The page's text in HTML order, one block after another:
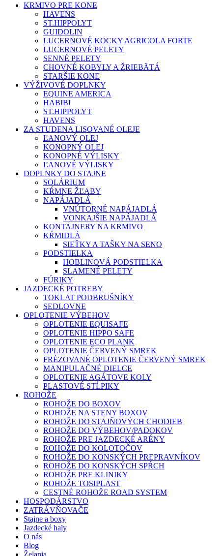
KRMIVO PRE KONE
HAVENS
ST.HIPPOLYT
GUIDOLIN
LUCERNOVÉ KOCKY AGRICOLA FORTE
LUCERNOVÉ PELETY
SENNÉ PELETY
CHOVNÉ KOBYLY A ŽRIEBÄTÁ
STARŠIE KONE
VÝŽIVOVÉ DOPLNKY
EQUINE AMERICA
HABIBI
ST.HIPPOLYT
HAVENS
ZA STUDENA LISOVANÉ OLEJE
ĽANOVÝ OLEJ
KONOPNÝ OLEJ
KONOPNÉ VÝLISKY
ĽANOVÉ VÝLISKY
DOPLNKY DO STAJNE
SOLÁRIUM
KŔMNE ŽĽABY
NAPÁJADLÁ
VNÚTORNÉ NAPÁJADLÁ
VONKAJŠIE NAPÁJADLÁ
KONTAJNERY NA KRMIVO
KŔMIDLÁ
SIEŤKY A TAŠKY NA SENO
PODSTIELKA
HOBLINOVÁ PODSTIELKA
SLAMENÉ PELETY
FÚRIKY
JAZDECKÉ POTREBY
TOKLAT PODBRUŠNÍKY
SEDLOVNE
OPLOTENIE VÝBEHOV
OPLOTENIE EQUISAFE
OPLOTENIE HIPPO SAFE
OPLOTENIE ECO PLANK
OPLOTENIE ČERVENÝ SMREK
FRÉZOVANÉ OPLOTENIE ČERVENÝ SMREK
MANIPULAČNÉ DIELCE
OPLOTENIE AGÁTOVE KOLY
PLASTOVÉ STĹPIKY
ROHOŽE
ROHOŽE DO BOXOV
ROHOŽE NA STENY BOXOV
ROHOŽE DO STAJŇOVÝCH CHODIEB
ROHOŽE DO VÝBEHOV/PADOKOV
ROHOŽE PRE JAZDECKÉ ARÉNY
ROHOŽE DO KOLOTOČOV
ROHOŽE DO KONSKÝCH PREPRAVNÍKOV
ROHOŽE DO KONSKÝCH SPŔCH
ROHOŽE PRE KLINIKY
ROHOŽE TOSIPLAST
CESTNÉ ROHOŽE ROAD SYSTEM
HOSPODÁRSTVO
ZATRÁVŇOVAČE
Stajne a boxy
Jazdecké haly
O nás
Blog
Želania